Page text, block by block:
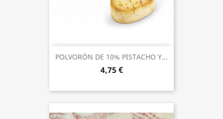
POLVORÓN DE 10% PISTACHO Y...
4,75 €